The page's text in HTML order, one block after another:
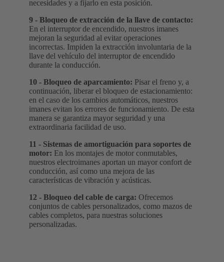
necesidades y a fijarlo en esta posición.
9 - Bloqueo de extracción de la llave de contacto:
En el interruptor de encendido, nuestros imanes
mejoran la seguridad al evitar operaciones
incorrectas. Impiden la extracción involuntaria de la
llave del vehículo del interruptor de encendido
durante la conducción.
10 - Bloqueo de aparcamiento: Pisar el freno y, a
continuación, liberar el bloqueo de estacionamiento:
en el caso de los cambios automáticos, nuestros
imanes evitan los errores de funcionamiento. De esta
manera se garantiza mayor seguridad y una
extraordinaria facilidad de uso.
11 - Sistemas de amortiguación para soportes de
motor: En los montajes de motor conmutables,
nuestros electroimanes aportan un mayor confort de
conducción, así como una mejora de las
características de vibración y acústicas.
12 - Bloqueo del cable de carga: Ofrecemos
conjuntos de cables personalizados, como mazos de
cables completos, para nuestras soluciones
personalizadas.